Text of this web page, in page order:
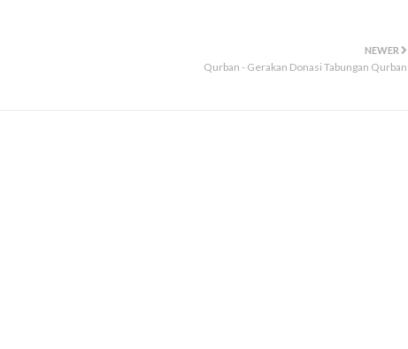
NEWER
Qurban - Gerakan Donasi Tabungan Qurban